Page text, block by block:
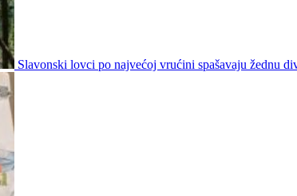
Slavonski lovci po najvećoj vrućini spašavaju žednu